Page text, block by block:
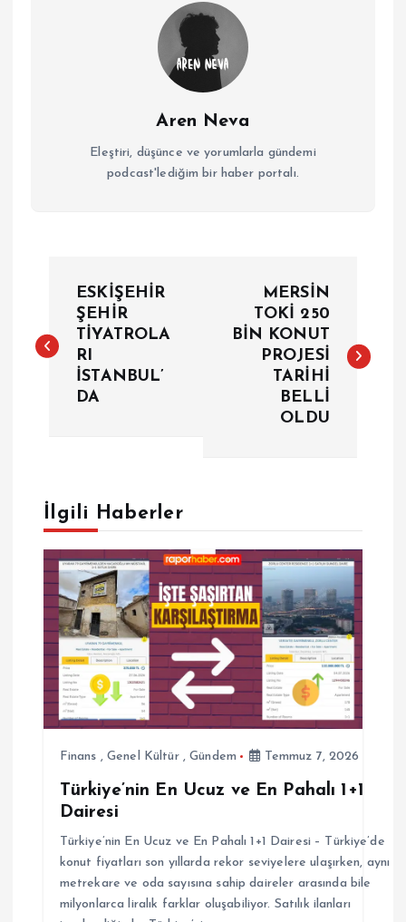
Aren Neva
Eleştiri, düşünce ve yorumlarla gündemi
podcast'lediğim bir haber portalı.
z
e
z
n
m
e
ESKİŞEHİR
ŞEHİR
TİYATROLA
RI
İSTANBUL’
DA
MERSİN
TOKİ 250
BİN KONUT
PROJESİ
TARİHİ
BELLİ
OLDU
İlgili Haberler
Finans ,Genel Kültür,Gündem Temmuz 7, 2026
Türkiye’nin En Ucuz ve En Pahalı 1+1
Dairesi
Türkiye’nin En Ucuz ve En Pahalı 1+1 Dairesi – Türkiye’de
konut fiyatları son yıllarda rekor seviyelere ulaşırken, aynı
metrekare ve oda sayısına sahip daireler arasında bile
milyonlarca liralık farklar oluşabiliyor. Satılık ilanları